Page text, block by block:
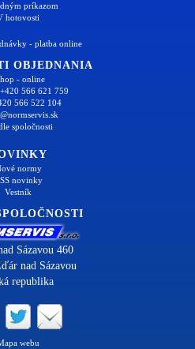
príkazom
hotovosti
- platba online
OBJEDNANIA
- online
566 621 759
566 522 104
spoločnosti
normy
novinky
Vestník
Sázavou 460
nad Sázavou
republika
webu